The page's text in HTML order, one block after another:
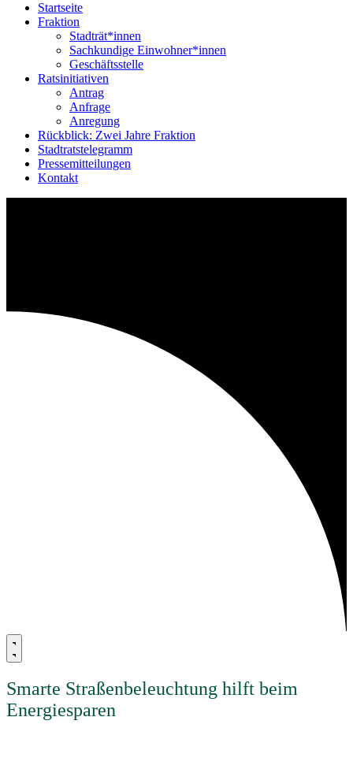
Startseite
Fraktion
Stadträt*innen
Sachkundige Einwohner*innen
Geschäftsstelle
Ratsinitiativen
Antrag
Anfrage
Anregung
Rückblick: Zwei Jahre Fraktion
Stadtratstelegramm
Pressemitteilungen
Kontakt
Smarte Straßenbeleuchtung hilft beim
Energiesparen